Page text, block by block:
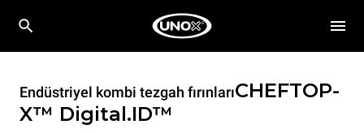
Endüstriyel kombi tezgah fırınlarıCHEFTOP-
X™ Digital.ID™